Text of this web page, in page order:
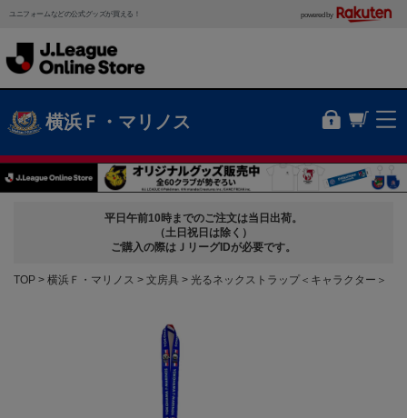
ユニフォームなどの公式グッズが買える！ powered by
横浜Ｆ・マリノス
平日午前10時までのご注文は当日出荷。
（土日祝日は除く）
ご購入の際はＪリーグIDが必要です。
TOP 横浜Ｆ・マリノス 文房具 光るネックストラップ＜キャラクター＞